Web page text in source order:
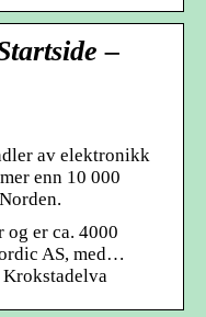
–
av elektronikk
enn 10 000
er ca. 4000
AS, med…